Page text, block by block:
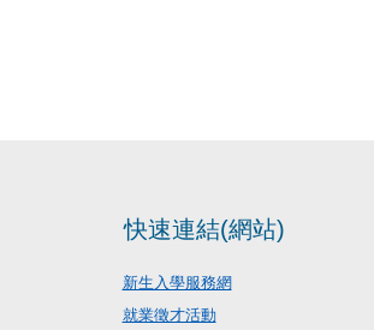
快速連結(網站)
新生入學服務網
就業徵才活動